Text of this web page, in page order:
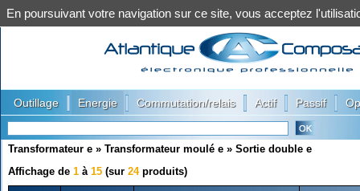
Outillage Energie Commutation/relais Actif Passif
Transformateur e » Transformateur moulé e » Sortie double e
Affichage de 1 à 15 (sur 24produits)
En poursuivant votre navigation sur ce site, vous acceptez